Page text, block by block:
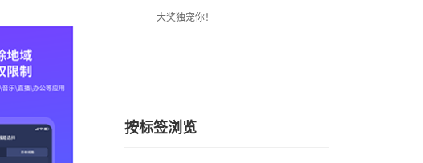
大奖独宠你！
按标签浏览